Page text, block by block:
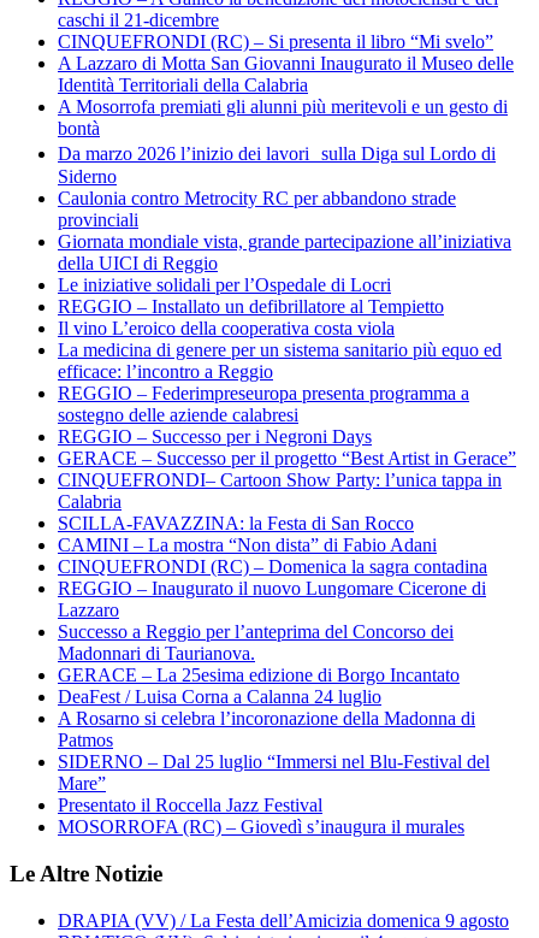
caschi il 21-dicembre
CINQUEFRONDI (RC) – Si presenta il libro “Mi svelo”
A Lazzaro di Motta San Giovanni Inaugurato il Museo delle
Identità Territoriali della Calabria
A Mosorrofa premiati gli alunni più meritevoli e un gesto di
bontà
Da marzo 2026 l’inizio dei lavori sulla Diga sul Lordo di
Siderno
Caulonia contro Metrocity RC per abbandono strade
provinciali
Giornata mondiale vista, grande partecipazione all’iniziativa
della UICI di Reggio
Le iniziative solidali per l’Ospedale di Locri
REGGIO – Installato un defibrillatore al Tempietto
Il vino L’eroico della cooperativa costa viola
La medicina di genere per un sistema sanitario più equo ed
efficace: l’incontro a Reggio
REGGIO – Federimpreseuropa presenta programma a
sostegno delle aziende calabresi
REGGIO – Successo per i Negroni Days
GERACE – Successo per il progetto “Best Artist in Gerace”
CINQUEFRONDI– Cartoon Show Party: l’unica tappa in
Calabria
SCILLA-FAVAZZINA: la Festa di San Rocco
CAMINI – La mostra “Non dista” di Fabio Adani
CINQUEFRONDI (RC) – Domenica la sagra contadina
REGGIO – Inaugurato il nuovo Lungomare Cicerone di
Lazzaro
Successo a Reggio per l’anteprima del Concorso dei
Madonnari di Taurianova.
GERACE – La 25esima edizione di Borgo Incantato
DeaFest / Luisa Corna a Calanna 24 luglio
A Rosarno si celebra l’incoronazione della Madonna di
Patmos
SIDERNO – Dal 25 luglio “Immersi nel Blu-Festival del
Mare”
Presentato il Roccella Jazz Festival
MOSORROFA (RC) – Giovedì s’inaugura il murales
Le Altre Notizie
DRAPIA (VV) / La Festa dell’Amicizia domenica 9 agosto